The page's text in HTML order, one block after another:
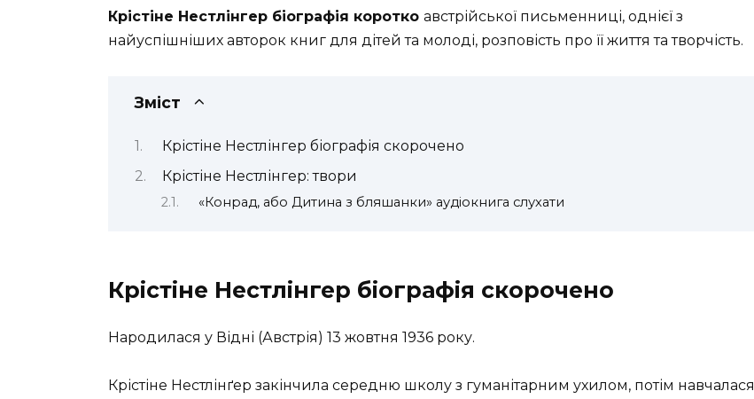
Крістіне Нестлінгер біографія коротко австрійської письменниці, однієї з
найуспішніших авторок книг для дітей та молоді, розповість про її життя та творчість.
Зміст
Крістіне Нестлінгер біографія скорочено
Крістіне Нестлінгер: твори
«Конрад, або Дитина з бляшанки» аудіокнига слухати
Крістіне Нестлінгер біографія скорочено
Народилася у Відні (Австрія) 13 жовтня 1936 року.
Крістіне Нестлінґер закінчила середню школу з гуманітарним ухилом, потім навчалася